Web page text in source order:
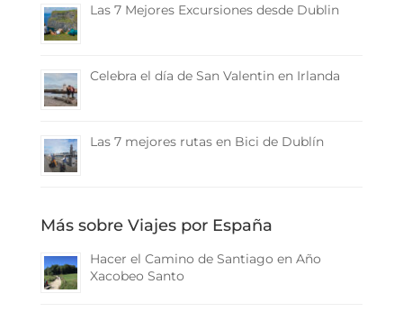
Las 7 Mejores Excursiones desde Dublin
Celebra el día de San Valentin en Irlanda
Las 7 mejores rutas en Bici de Dublín
Más sobre Viajes por España
Hacer el Camino de Santiago en Año
Xacobeo Santo